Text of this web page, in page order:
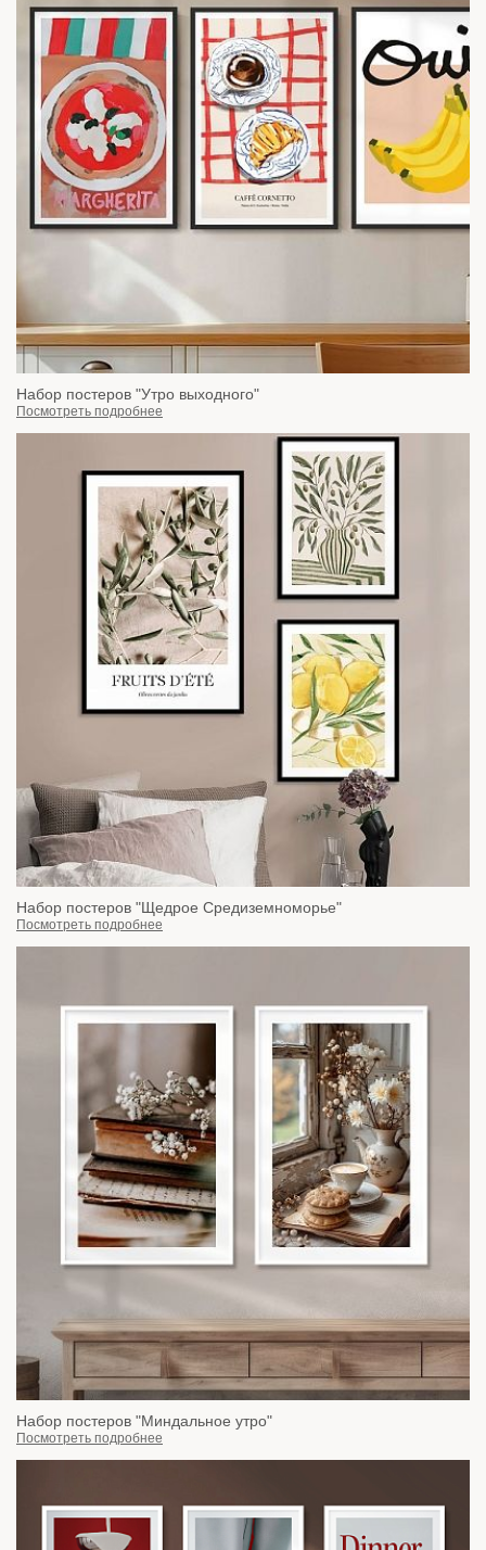
Набор постеров "Утро выходного"
Посмотреть подробнее
Набор постеров "Щедрое Средиземноморье"
Посмотреть подробнее
Набор постеров "Миндальное утро"
Посмотреть подробнее